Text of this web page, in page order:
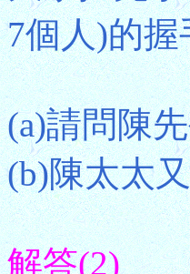
7個人)的
(a)請問陳
(b)陳太太
解答(2)